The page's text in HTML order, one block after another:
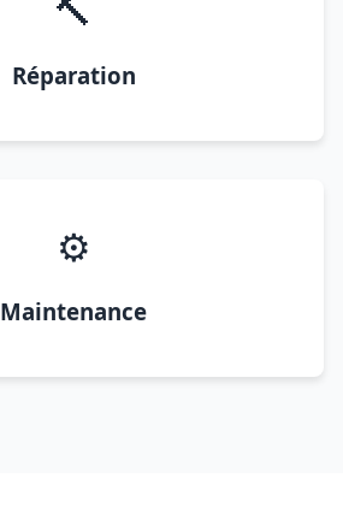
Réparation
⚙️
Maintenance